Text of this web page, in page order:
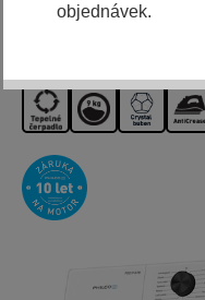
KOUPIT
objednávek.